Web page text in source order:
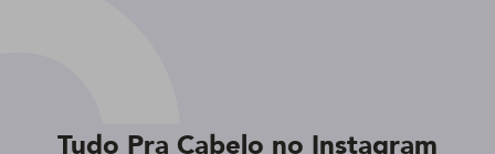
Tudo Pra Cabelo no Instagram